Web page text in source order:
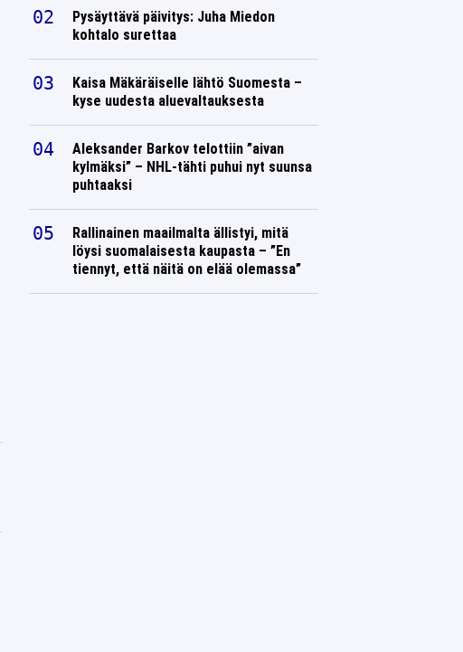
Pysäyttävä päivitys: Juha Miedon
kohtalo surettaa
Kaisa Mäkäräiselle lähtö Suomesta –
kyse uudesta aluevaltauksesta
Aleksander Barkov telottiin ”aivan
kylmäksi” – NHL-tähti puhui nyt suunsa
puhtaaksi
Rallinainen maailmalta ällistyi, mitä
löysi suomalaisesta kaupasta – ”En
tiennyt, että näitä on elää olemassa”